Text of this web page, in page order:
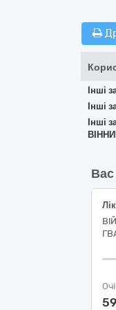
Інші
Інші
Інші
Вас